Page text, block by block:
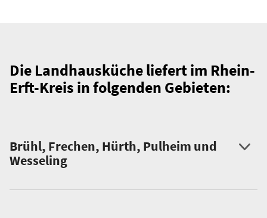
Die Landhausküche liefert im Rhein-
Erft-Kreis in folgenden Gebieten:
Brühl, Frechen, Hürth, Pulheim und
Wesseling